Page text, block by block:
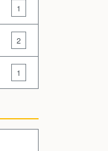
1
2
1